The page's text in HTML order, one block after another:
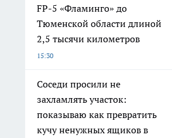
FP-5 «Фламинго» до
Тюменской области длиной
2,5 тысячи километров
15:30
Соседи просили не
захламлять участок:
показываю как превратить
кучу ненужных ящиков в